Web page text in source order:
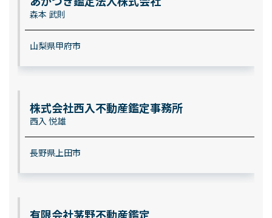
森本 武則
山梨県甲府市
株式会社西入不動産鑑定事務所
西入 悦雄
長野県上田市
有限会社茅野不動産鑑定